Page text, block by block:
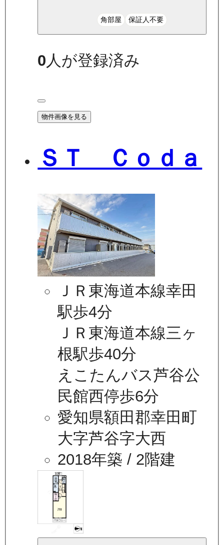
角部屋 保証人不要
0人が登録済み
物件画像を見る
ＳＴ Ｃｏｄａ
ＪＲ東海道本線幸田
駅歩4分
ＪＲ東海道本線三ヶ
根駅歩40分
えこたんバス芦谷公
民館西停歩6分
愛知県額田郡幸田町
大字芦谷字大西
2018年築 / 2階建